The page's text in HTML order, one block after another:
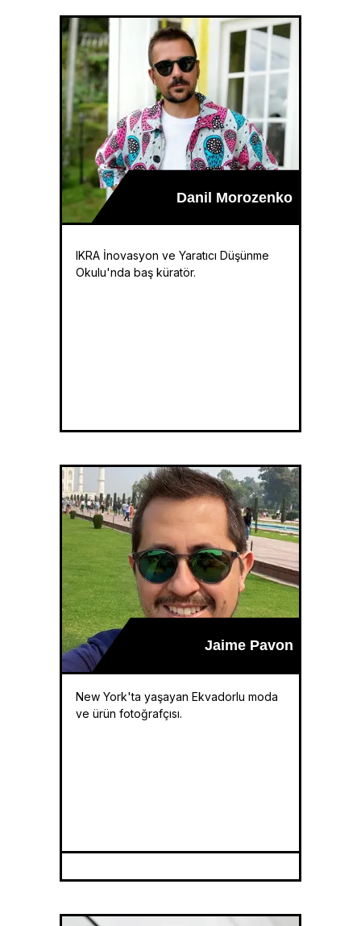
IKRA İnovasyon ve Yaratıcı Düşünme
Okulu'nda baş küratör.
Danil Morozenko
New York'ta yaşayan Ekvadorlu moda
ve ürün fotoğrafçısı.
Jaime Pavon